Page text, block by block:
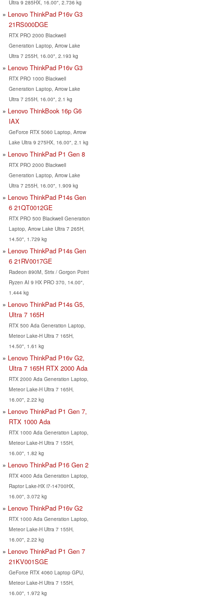
Ultra 9 285HX, 16.00", 2.736 kg
Lenovo ThinkPad P16v G3
21RS000DGE
RTX PRO 2000 Blackwell
Generation Laptop, Arrow Lake
Ultra 7 255H, 16.00", 2.193 kg
Lenovo ThinkPad P16v G3
RTX PRO 1000 Blackwell
Generation Laptop, Arrow Lake
Ultra 7 255H, 16.00", 2.1 kg
Lenovo ThinkBook 16p G6
IAX
GeForce RTX 5060 Laptop, Arrow
Lake Ultra 9 275HX, 16.00", 2.1 kg
Lenovo ThinkPad P1 Gen 8
RTX PRO 2000 Blackwell
Generation Laptop, Arrow Lake
Ultra 7 255H, 16.00", 1.909 kg
Lenovo ThinkPad P14s Gen
6 21QT0012GE
RTX PRO 500 Blackwell Generation
Laptop, Arrow Lake Ultra 7 265H,
14.50", 1.729 kg
Lenovo ThinkPad P14s Gen
6 21RV0017GE
Radeon 890M, Strix / Gorgon Point
Ryzen AI 9 HX PRO 370, 14.00",
1.444 kg
Lenovo ThinkPad P14s G5,
Ultra 7 165H
RTX 500 Ada Generation Laptop,
Meteor Lake-H Ultra 7 165H,
14.50", 1.61 kg
Lenovo ThinkPad P16v G2,
Ultra 7 165H RTX 2000 Ada
RTX 2000 Ada Generation Laptop,
Meteor Lake-H Ultra 7 165H,
16.00", 2.22 kg
Lenovo ThinkPad P1 Gen 7,
RTX 1000 Ada
RTX 1000 Ada Generation Laptop,
Meteor Lake-H Ultra 7 155H,
16.00", 1.82 kg
Lenovo ThinkPad P16 Gen 2
RTX 4000 Ada Generation Laptop,
Raptor Lake-HX i7-14700HX,
16.00", 3.072 kg
Lenovo ThinkPad P16v G2
RTX 1000 Ada Generation Laptop,
Meteor Lake-H Ultra 7 155H,
16.00", 2.22 kg
Lenovo ThinkPad P1 Gen 7
21KV001SGE
GeForce RTX 4060 Laptop GPU,
Meteor Lake-H Ultra 7 155H,
16.00", 1.972 kg